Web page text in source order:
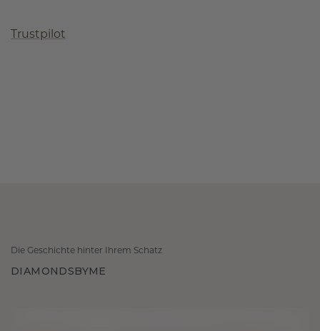
Trustpilot
Die Geschichte hinter Ihrem Schatz
DIAMONDSBYME